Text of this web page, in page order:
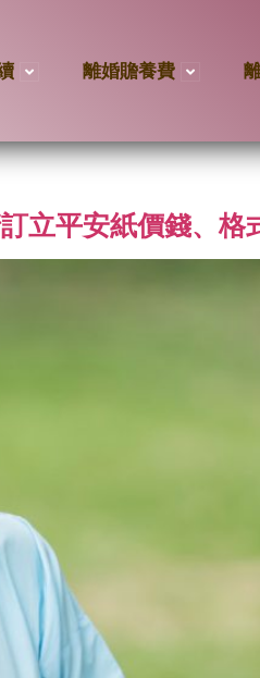
離婚贍養費
立平安紙價錢、格